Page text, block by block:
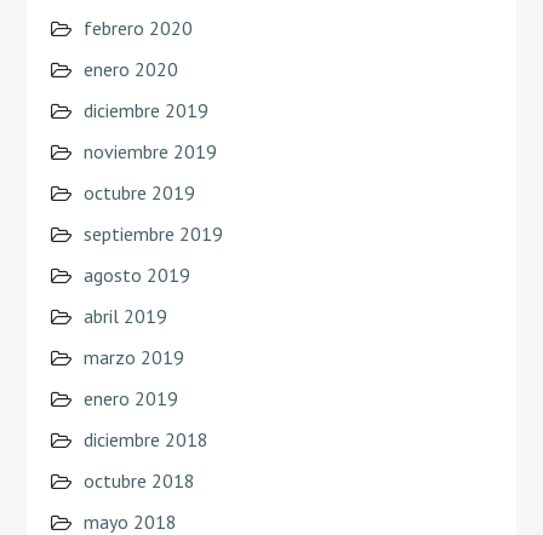
febrero 2020
enero 2020
diciembre 2019
noviembre 2019
octubre 2019
septiembre 2019
agosto 2019
abril 2019
marzo 2019
enero 2019
diciembre 2018
octubre 2018
mayo 2018